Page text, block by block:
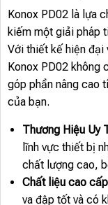
Konox PD02 là lựa
kiếm một giải pháp
Với thiết kế hiện đại
Konox PD02 không
góp phần nâng cao
của bạn.
Thương Hiệu Uy
lĩnh vực thiết bị
chất lượng cao,
Chất liệu cao
va đập tốt và có